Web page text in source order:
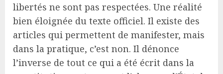
libertés ne sont pas respectées. Une réalité
bien éloignée du texte officiel. Il existe des
articles qui permettent de manifester, mais
dans la pratique, c’est non. Il dénonce
l’inverse de tout ce qui a été écrit dans la